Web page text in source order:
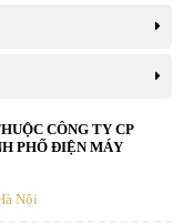
CÔNG TY CP
PHỐ ĐIỆN MÁY
Nội